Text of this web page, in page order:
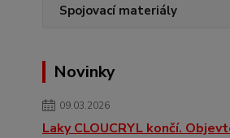
Spojovací materiály
Novinky
09.03.2026
Laky CLOUCRYL končí.